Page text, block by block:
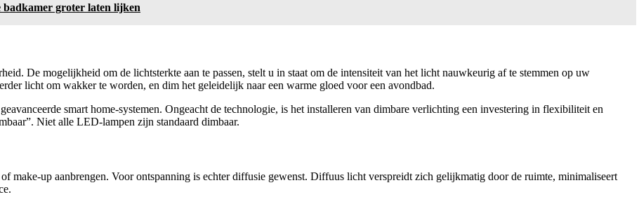
badkamer groter laten lijken
De mogelijkheid om de lichtsterkte aan te passen, stelt u in staat om de intensiteit van het licht nauwkeurig af te stemmen op uw
licht om wakker te worden, en dim het geleidelijk naar een warme gloed voor een avondbad.
smart home-systemen. Ongeacht de technologie, is het installeren van dimbare verlichting een investering in flexibiliteit en
Niet alle LED-lampen zijn standaard dimbaar.
make-up aanbrengen. Voor ontspanning is echter diffusie gewenst. Diffuus licht verspreidt zich gelijkmatig door de ruimte, minimaliseert